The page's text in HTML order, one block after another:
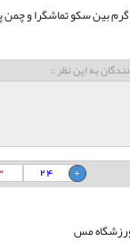
بین سکو تماشگرا و چمن
به این نظر ::
24
ورزشگاه مس